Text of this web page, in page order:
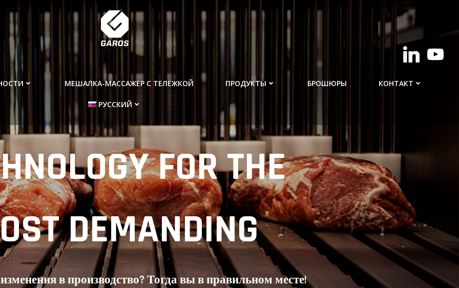
МЕШАЛКА-МАССАЖЕР С ТЕЛЕЖКОЙ ПРОДУКТЫ БРОШЮРЫ КОНТАКТ
РУССКИЙ
FOR THE
DEMANDING
в производство? Тогда вы в правильном месте!